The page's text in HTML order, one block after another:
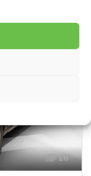
16